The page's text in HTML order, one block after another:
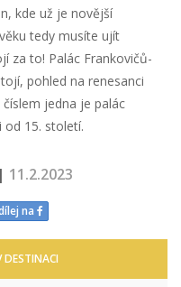
kde už je novější
tedy musíte ujít
za to! Palác Frankovičů-
pohled na renesanci
jedna je palác
od 15. století.
11.2.2023
na